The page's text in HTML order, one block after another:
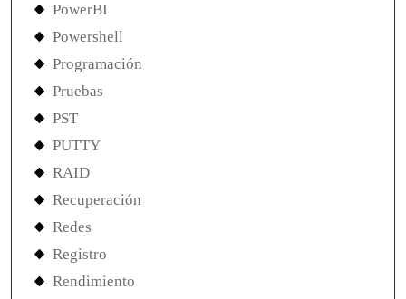
PowerBI
Powershell
Programación
Pruebas
PST
PUTTY
RAID
Recuperación
Redes
Registro
Rendimiento